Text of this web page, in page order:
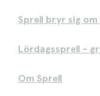
Sprell bryr sig om
Lördagssprell -
Om Sprell